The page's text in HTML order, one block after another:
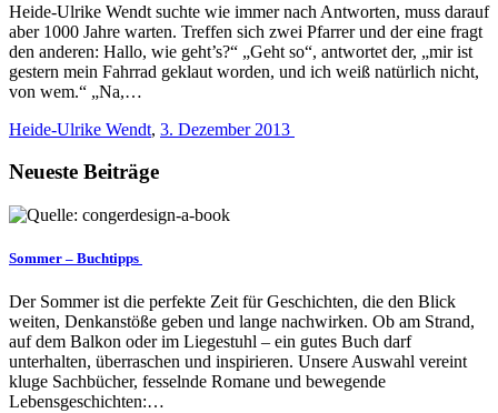
Heide-Ulrike Wendt suchte wie immer nach Antworten, muss darauf
aber 1000 Jahre warten. Treffen sich zwei Pfarrer und der eine fragt
den anderen: Hallo, wie geht’s?“ „Geht so“, antwortet der, „mir ist
gestern mein Fahrrad geklaut worden, und ich weiß natürlich nicht,
von wem.“ „Na,…
Heide-Ulrike Wendt, 3. Dezember 2013
Neueste Beiträge
Sommer – Buchtipps
Der Sommer ist die perfekte Zeit für Geschichten, die den Blick
weiten, Denkanstöße geben und lange nachwirken. Ob am Strand,
auf dem Balkon oder im Liegestuhl – ein gutes Buch darf
unterhalten, überraschen und inspirieren. Unsere Auswahl vereint
kluge Sachbücher, fesselnde Romane und bewegende
Lebensgeschichten:…